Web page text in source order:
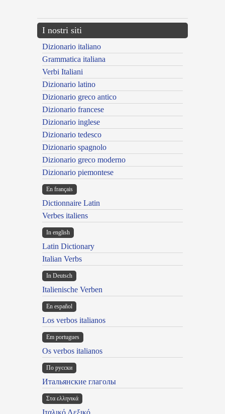
I nostri siti
Dizionario italiano
Grammatica italiana
Verbi Italiani
Dizionario latino
Dizionario greco antico
Dizionario francese
Dizionario inglese
Dizionario tedesco
Dizionario spagnolo
Dizionario greco moderno
Dizionario piemontese
En français
Dictionnaire Latin
Verbes italiens
In english
Latin Dictionary
Italian Verbs
In Deutsch
Italienische Verben
En español
Los verbos italianos
Em portugues
Os verbos italianos
По русски
Итальянские глаголы
Στα ελληνικά
Ιταλικό Λεξικό